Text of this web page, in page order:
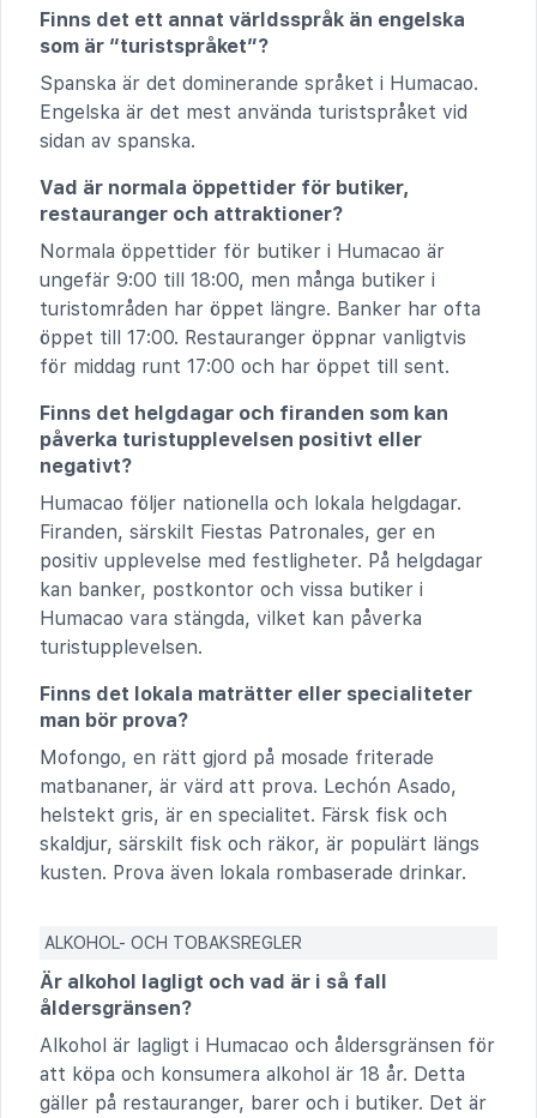
Finns det ett annat världsspråk än engelska
som är “turistspråket”?
Spanska är det dominerande språket i Humacao.
Engelska är det mest använda turistspråket vid
sidan av spanska.
Vad är normala öppettider för butiker,
restauranger och attraktioner?
Normala öppettider för butiker i Humacao är
ungefär 9:00 till 18:00, men många butiker i
turistområden har öppet längre. Banker har ofta
öppet till 17:00. Restauranger öppnar vanligtvis
för middag runt 17:00 och har öppet till sent.
Finns det helgdagar och firanden som kan
påverka turistupplevelsen positivt eller
negativt?
Humacao följer nationella och lokala helgdagar.
Firanden, särskilt Fiestas Patronales, ger en
positiv upplevelse med festligheter. På helgdagar
kan banker, postkontor och vissa butiker i
Humacao vara stängda, vilket kan påverka
turistupplevelsen.
Finns det lokala maträtter eller specialiteter
man bör prova?
Mofongo, en rätt gjord på mosade friterade
matbananer, är värd att prova. Lechón Asado,
helstekt gris, är en specialitet. Färsk fisk och
skaldjur, särskilt fisk och räkor, är populärt längs
kusten. Prova även lokala rombaserade drinkar.
ALKOHOL- OCH TOBAKSREGLER
Är alkohol lagligt och vad är i så fall
åldersgränsen?
Alkohol är lagligt i Humacao och åldersgränsen för
att köpa och konsumera alkohol är 18 år. Detta
gäller på restauranger, barer och i butiker. Det är